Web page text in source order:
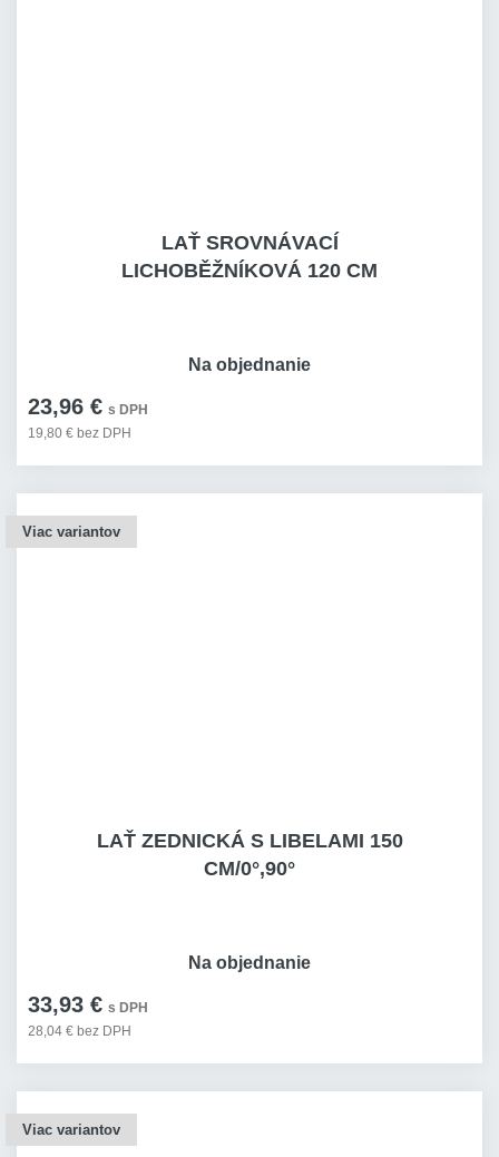
LAŤ SROVNÁVACÍ
LICHOBĚŽNÍKOVÁ 120 CM
23,96 € s DPH
19,80 € bez DPH
Na objednanie
Viac variantov
LAŤ ZEDNICKÁ S LIBELAMI 150
CM/0°,90°
33,93 € s DPH
28,04 € bez DPH
Na objednanie
Viac variantov